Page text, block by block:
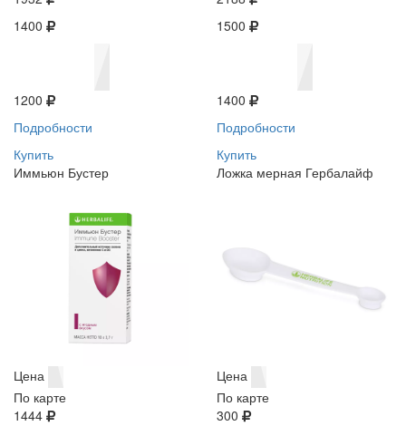
1400
1200
Подробности
Купить
1500
1400
Подробности
Купить
Иммьюн Бустер
Цена
По карте
1444
Ложка мерная Гербалайф
Цена
По карте
300